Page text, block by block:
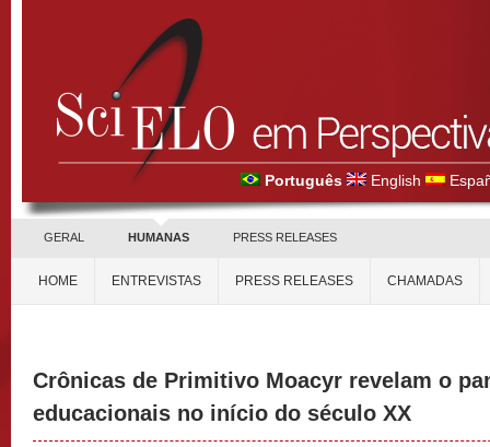
Português English
GERAL HUMANAS PRESS RELEASES
HOME ENTREVISTAS PRESS RELEASES CHAMADAS
Crônicas de Primitivo Moacyr revelam o
educacionais no início do século XX